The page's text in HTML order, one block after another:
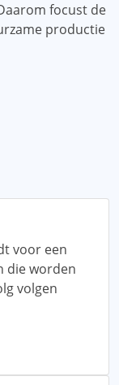
focust de
productie
voor een
die worden
volgen